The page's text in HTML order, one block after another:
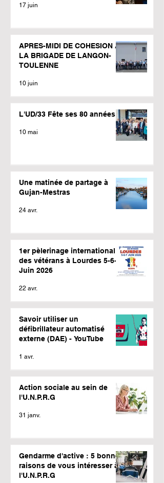
17 juin
APRES-MIDI DE COHESION A
LA BRIGADE DE LANGON-
TOULENNE
10 juin
L'UD/33 Fête ses 80 années
10 mai
Une matinée de partage à
Gujan-Mestras
24 avr.
1er pèlerinage international
des vétérans à Lourdes 5-6-7
Juin 2026
22 avr.
Savoir utiliser un
défibrillateur automatisé
externe (DAE) - YouTube
1 avr.
Action sociale au sein de
l'U.N.P.R.G
31 janv.
Gendarme d'active : 5 bonnes
raisons de vous intéresser à
l'U.N.P.R.G